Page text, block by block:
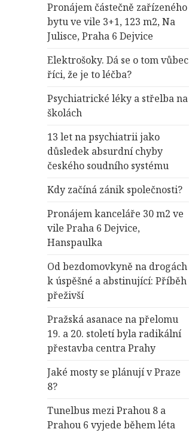
Pronájem částečně zařízeného
bytu ve vile 3+1, 123 m2, Na
Julisce, Praha 6 Dejvice
Elektrošoky. Dá se o tom vůbec
říci, že je to léčba?
Psychiatrické léky a střelba na
školách
13 let na psychiatrii jako
důsledek absurdní chyby
českého soudního systému
Kdy začíná zánik společnosti?
Pronájem kanceláře 30 m2 ve
vile Praha 6 Dejvice,
Hanspaulka
Od bezdomovkyně na drogách
k úspěšné a abstinující: Příběh
přeživší
Pražská asanace na přelomu
19. a 20. století byla radikální
přestavba centra Prahy
Jaké mosty se plánují v Praze
8?
Tunelbus mezi Prahou 8 a
Prahou 6 vyjede během léta